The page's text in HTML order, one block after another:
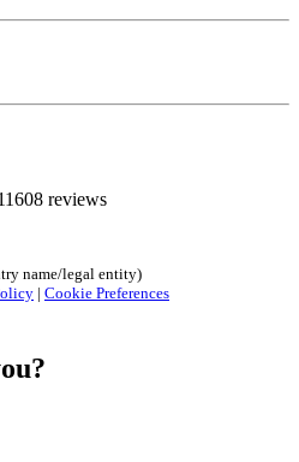
reviews
name/legal entity)
| Cookie Preferences